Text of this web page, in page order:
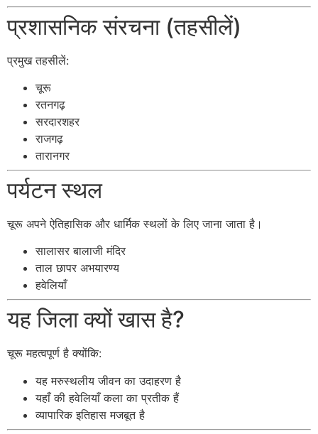
प्रशासनिक संरचना (तहसीलें)
प्रमुख तहसीलें:
चूरू
रतनगढ़
सरदारशहर
राजगढ़
तारानगर
पर्यटन स्थल
चूरू अपने ऐतिहासिक और धार्मिक स्थलों के लिए जाना जाता है।
सालासर बालाजी मंदिर
ताल छापर अभयारण्य
हवेलियाँ
यह जिला क्यों खास है?
चूरू महत्वपूर्ण है क्योंकि:
यह मरुस्थलीय जीवन का उदाहरण है
यहाँ की हवेलियाँ कला का प्रतीक हैं
व्यापारिक इतिहास मजबूत है